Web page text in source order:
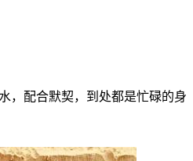
，配合默契，到处都是忙碌的身